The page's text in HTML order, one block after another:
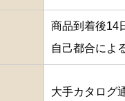
商品到着後14
自己都合によ
大手カタログ